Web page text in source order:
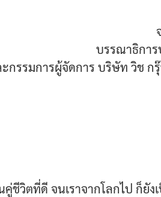
บรรณาธิกา
กรรมการผู้จัดการ บริษัท วิช ก
วิตที่ดี จนเราจากโลกไป ก็ยัง